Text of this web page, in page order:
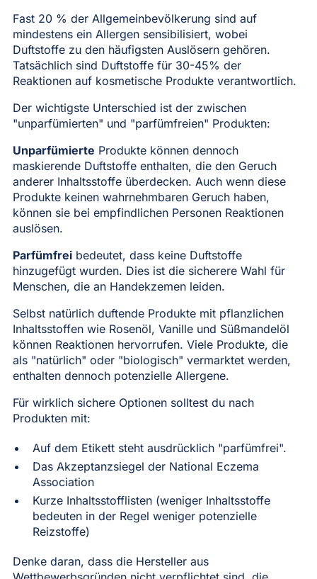
Fast 20 % der Allgemeinbevölkerung sind auf
mindestens ein Allergen sensibilisiert, wobei
Duftstoffe zu den häufigsten Auslösern gehören.
Tatsächlich sind Duftstoffe für 30-45% der
Reaktionen auf kosmetische Produkte verantwortlich.
Der wichtigste Unterschied ist der zwischen
"unparfümierten" und "parfümfreien" Produkten:
Unparfümierte Produkte können dennoch
maskierende Duftstoffe enthalten, die den Geruch
anderer Inhaltsstoffe überdecken. Auch wenn diese
Produkte keinen wahrnehmbaren Geruch haben,
können sie bei empfindlichen Personen Reaktionen
auslösen.
Parfümfreibedeutet, dass keine Duftstoffe
hinzugefügt wurden. Dies ist die sicherere Wahl für
Menschen, die an Handekzemen leiden.
Selbst natürlich duftende Produkte mit pflanzlichen
Inhaltsstoffen wie Rosenöl, Vanille und Süßmandelöl
können Reaktionen hervorrufen. Viele Produkte, die
als "natürlich" oder "biologisch" vermarktet werden,
enthalten dennoch potenzielle Allergene.
Für wirklich sichere Optionen solltest du nach
Produkten mit:
Auf dem Etikett steht ausdrücklich "parfümfrei".
Das Akzeptanzsiegel der National Eczema
Association
Kurze Inhaltsstofflisten (weniger Inhaltsstoffe
bedeuten in der Regel weniger potenzielle
Reizstoffe)
Denke daran, dass die Hersteller aus